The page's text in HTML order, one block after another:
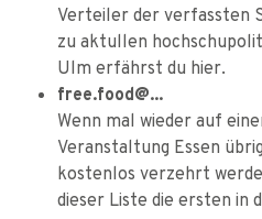
Verteiler der verfassten
zu aktullen
Ulm erfährst du hier.
free.food@...
Wenn mal wieder auf
Veranstaltung Essen
kostenlos verzehrt
dieser Liste die ersten in